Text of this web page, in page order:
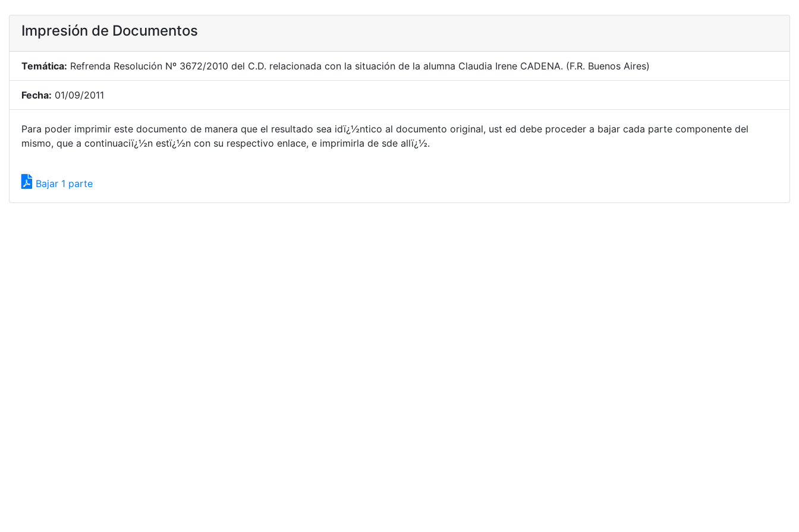
Impresión de Documentos
Temática: Refrenda Resolución Nº 3672/2010 del C.D. relacionada con la situación de la alumna Claudia Irene CADENA. (F.R. Buenos Aires)
Fecha: 01/09/2011
Para poder imprimir este documento de manera que el resultado sea idï¿½ntico al documento original, ust ed debe proceder a bajar cada parte componente del
mismo, que a continuaciï¿½n estï¿½n con su respectivo enlace, e imprimirla de sde allï¿½.
Bajar 1 parte